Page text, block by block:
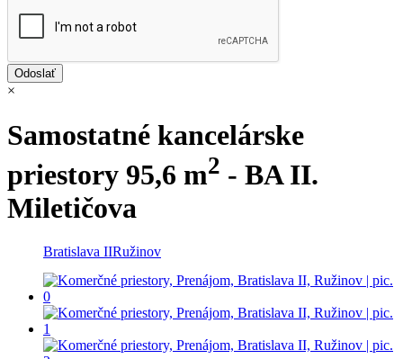
×
Samostatné kancelárske
priestory 95,6 m2 - BA II.
Miletičova
Bratislava IIRužinov